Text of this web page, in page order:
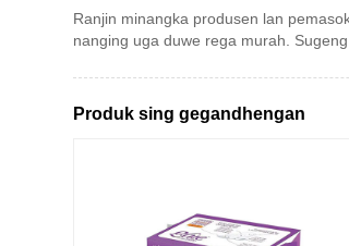
Ranjin minangka produsen lan
nanging uga duwe rega murah.
Produk sing gegandhengan